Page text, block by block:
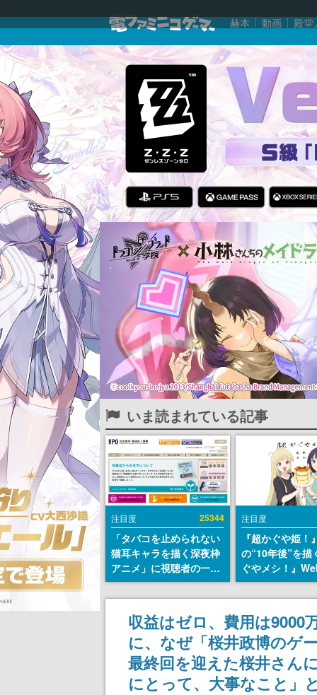
赫本 動画 殿堂
いま読まれている記事
注目度 25344
「タバコを止められない
猫耳キャラを描く深夜枠
アニメ」に視聴者の一部
から批判意見。違法薬物
の使用と思しき描写も含
めて、BPOが議論を交わ
注目度
『超かぐや姫！
の“10年後”を描
ぐやメシ！』
定。新たなWeb
ーベル「ビビビ
ク」にて特別話
タート、あのお
まだ続きがある
収益はゼロ、費用は
に、なぜ「桜井政博のゲ
最終回を迎えた桜井さん
にとって、大事なこと」